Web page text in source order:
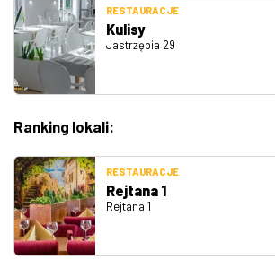
RESTAURACJE
Kulisy
Jastrzębia 29
Ranking lokali:
RESTAURACJE
Rejtana 1
Rejtana 1